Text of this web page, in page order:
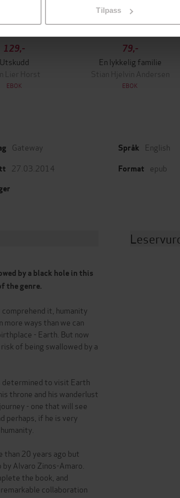
Tilpass
129,-
Utskudd
Lier Horst
EBOK
79,-
En lykkelig familie
Stian Hjelvin Andersen
EBOK
Gateway
27.03.2014
Språk English
Format epub
by a black hole in this
the genre.
it, humanity
more ways than we can
- Earth. But now
of being swallowed by a
determined to visit Earth
throne and his wanderlust
- one that will see
perhaps, if he is very
20 years ago but
Alvaro Zinos-Amaro.
the book, and
collaboration